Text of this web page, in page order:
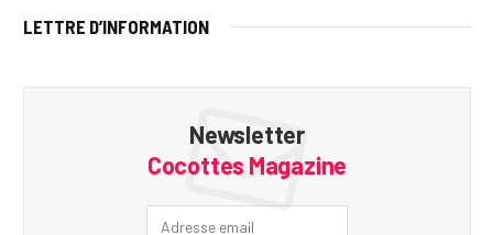
LETTRE D’INFORMATION
Newsletter
Cocottes Magazine